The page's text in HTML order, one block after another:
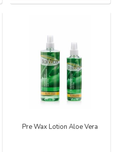
Pre Wax Lotion Aloe Vera